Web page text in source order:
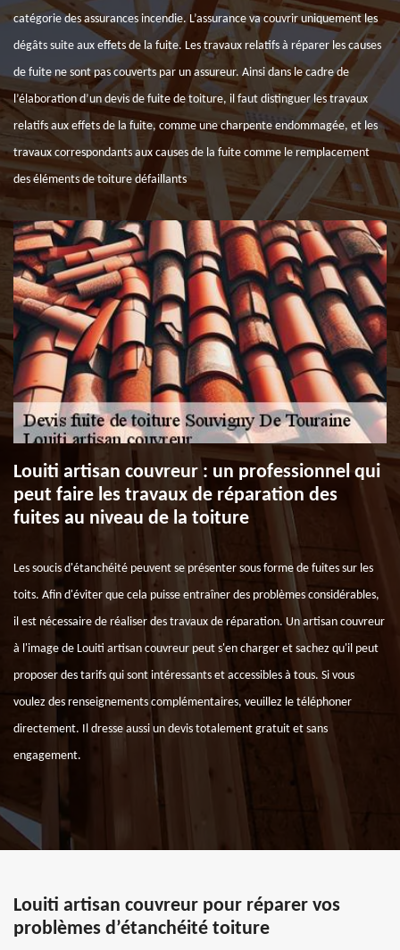
catégorie des assurances incendie. L’assurance va couvrir uniquement les
dégâts suite aux effets de la fuite. Les travaux relatifs à réparer les causes
de fuite ne sont pas couverts par un assureur. Ainsi dans le cadre de
l’élaboration d’un devis de fuite de toiture, il faut distinguer les travaux
relatifs aux effets de la fuite, comme une charpente endommagée, et les
travaux correspondants aux causes de la fuite comme le remplacement
des éléments de toiture défaillants
Louiti artisan couvreur : un professionnel qui
peut faire les travaux de réparation des
fuites au niveau de la toiture
Les soucis d'étanchéité peuvent se présenter sous forme de fuites sur les
toits. Afin d'éviter que cela puisse entraîner des problèmes considérables,
il est nécessaire de réaliser des travaux de réparation. Un artisan couvreur
à l'image de Louiti artisan couvreur peut s'en charger et sachez qu'il peut
proposer des tarifs qui sont intéressants et accessibles à tous. Si vous
voulez des renseignements complémentaires, veuillez le téléphoner
directement. Il dresse aussi un devis totalement gratuit et sans
engagement.
Louiti artisan couvreur pour réparer vos
problèmes d’étanchéité toiture